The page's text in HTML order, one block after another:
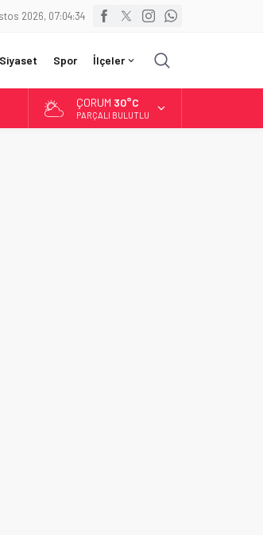
2026, 07:04:36
Siyaset Spor İlçeler
ÇORUM 30°C
PARÇALI BULUTLU